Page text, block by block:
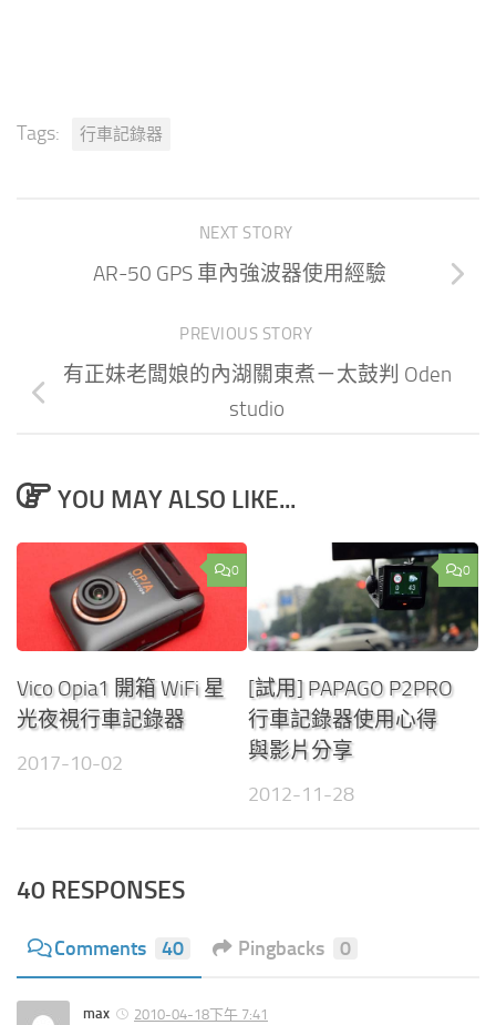
Tags: 行車記錄器
NEXT STORY
AR-50 GPS 車內強波器使用經驗
PREVIOUS STORY
有正妹老闆娘的內湖關東煮－太鼓判 Oden
studio
YOU MAY ALSO LIKE...
0
Vico Opia1 開箱 WiFi 星
光夜視行車記錄器
2017-10-02
0
[試用] PAPAGO P2PRO
行車記錄器使用心得
與影片分享
2012-11-28
40 RESPONSES
Comments 40 Pingbacks 0
max
2010-04-18下午 7:41